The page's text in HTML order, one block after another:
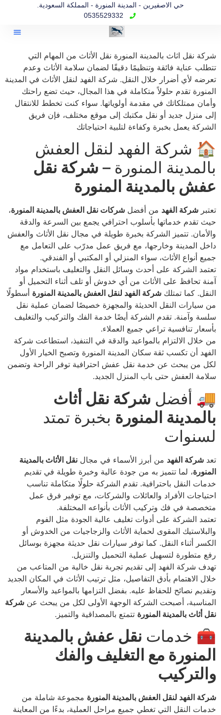
حي الاصفيرين - المدينة المنورة - المملكة السعودية.
0535529332
شركة نقل اثاث بالمدينة المنورة نقل الأثاث من المهام التي
تتطلب عناية فائقة وتنظيمًا دقيقًا لضمان سلامة الأثاث وعدم
تعرضه لأي أضرار خلال النقل. شركة الفهد لنقل الأثاث في المدينة
المنورة تقدم حلولاً متكاملة في هذا المجال، حيث تضع راحتك
وأمان ممتلكاتك في مقدمة أولوياتها. سواء كنت تخطط للانتقال
إلى منزل جديد أو نقل مكتبك إلى موقع مختلف، فإن فريق
الشركة يعمل بخبرة وكفاءة لتلبية احتياجاتك
🏠 شركة الفهد لنقل العفش
بالمدينة المنورة – شركة نقل
عفش بالمدينة المنورة
تعتبر شركة الفهد من أفضل شركات نقل العفش بالمدينة المنورة،
حيث تقدم خدماتها بأسلوب احترافي يجمع بين السرعة والدقة
والأمان. تتميز الشركة بخبرة طويلة في مجال نقل الأثاث والعفش
داخل المدينة وخارجها، مع فريق عمل مدرّب على التعامل مع
جميع أنواع الأثاث، سواء المنزلي أو المكتبي أو الفندقي.
تعتمد الشركة على أحدث وسائل النقل والتغليف باستخدام مواد
آمنة تحافظ على الأثاث من أي خدوش أو تلف أثناء التحميل أو
النقل. كما تمتلك شركة الفهد لنقل العفش بالمدينة المنورة أسطولًا
من سيارات النقل الحديثة والمجهزة خصيصًا لضمان عملية نقل
سلسة وآمنة. تقدم الشركة أيضًا خدمة الفك والتركيب والتغليف
بأسعار تنافسية تراعي جميع العملاء.
من خلال الالتزام بالمواعيد والدقة في التنفيذ، استطاعت شركة
الفهد أن تكسب ثقة سكان المدينة المنورة وتصبح الخيار الأول
لكل من يبحث عن خدمة نقل عفش احترافية توفر الراحة وتضمن
سلامة العفش حتى باب المنزل الجديد.
🚚 أفضل شركة نقل أثاث
بالمدينة المنورة بخبرة تمتد
لسنوات
تعد شركة الفهد من أبرز الأسماء في مجال نقل الأثاث بالمدينة
المنورة، لما تتميز به من جودة عالية وخبرة طويلة في تقديم
خدمات النقل باحترافية. تقدم الشركة حلولًا متكاملة تناسب
احتياجات الأفراد والعائلات والشركات، مع توفير فرق عمل
متخصصة في فك وتركيب الأثاث بأنواعه المختلفة.
تعتمد الشركة على أدوات تغليف عالية الجودة مثل الفوم
والبلاستيك المقوى لحماية الأثاث والزجاجيات من الخدوش أو
الكسر أثناء النقل. كما توفر سيارات نقل حديثة مجهزة بوسائل
رفع متطورة لتسهيل عملية التحميل والتنزيل.
تهدف شركة الفهد إلى تقديم تجربة نقل خالية من المتاعب من
خلال الاهتمام بأدق التفاصيل، مثل ترتيب الأثاث في المكان الجديد
وتقديم نصائح للحفاظ عليه. بفضل التزامها بالمواعيد والأسعار
المناسبة، أصبحت الشركة الوجهة الأولى لكل من يبحث عن شركة
نقل أثاث بالمدينة المنورة تتمتع بالمصداقية والتميز.
🧰 خدمات نقل عفش بالمدينة
المنورة مع التغليف والفك
والتركيب
شركة الفهد لنقل العفش بالمدينة المنورة مجموعة شاملة من
خدمات النقل التي تغطي جميع مراحل العملية، بدءًا من المعاينة